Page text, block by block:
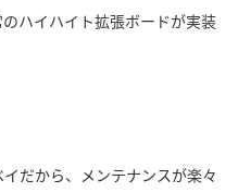
ハイハイト拡張ボードが実装
だから、メンテナンスが楽々